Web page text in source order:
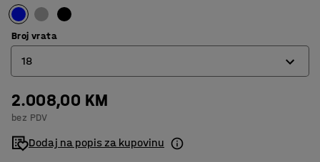
Broj vrata
18
6
12
18
2.008,00 KM
bez PDV
Dodaj na popis za kupovinu